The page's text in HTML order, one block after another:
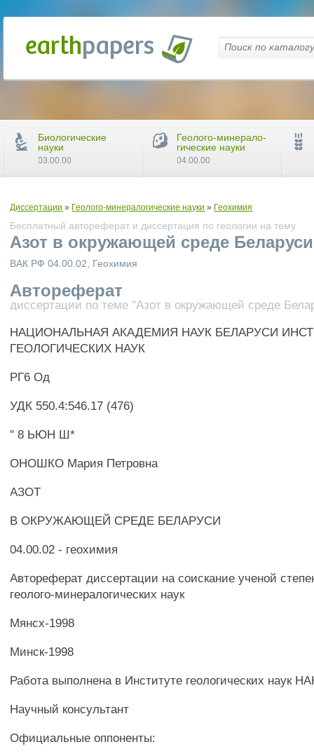
Диссертации » Геолого-минералогические науки » Геохимия
Бесплатный автореферат и диссертация по геологии на тему
Азот в окружающей среде Беларуси
ВАК РФ 04.00.02, Геохимия
Автореферат
диссертации по теме "Азот в окружающей среде
НАЦИОНАЛЬНАЯ АКАДЕМИЯ НАУК БЕЛАРУСИ
ГЕОЛОГИЧЕСКИХ НАУК
РГ6 Од
УДК 550.4:546.17 (476)
" 8 ЬЮН Ш*
ОНОШКО Мария Петровна
АЗОТ
В ОКРУЖАЮЩЕЙ СРЕДЕ БЕЛАРУСИ
04.00.02 - геохимия
Автореферат диссертации на соискание ученой
геолого-минералогических наук
Мянсх-1998
Минск-1998
Работа выполнена в Институте геологических наук
Научный консультант
Официальные оппоненты:
Биологические
науки
03.00.00
Геолого-минерало-
гические науки
04.00.00